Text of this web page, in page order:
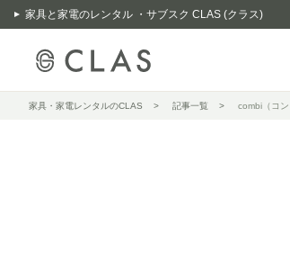
家具と家電のレンタル ・サブスク CLAS (クラス)
家具・家電レンタルのCLAS 記事一覧 combi（コ